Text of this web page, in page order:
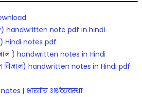
handwritten note pdf in hindi
Hindi notes pdf
) handwritten notes in Hindi
handwritten notes in Hindi pdf
| भारतीय अर्थव्यवस्था